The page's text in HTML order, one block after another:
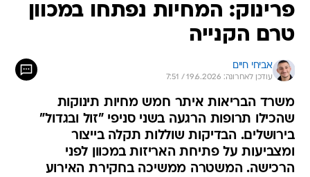
פרינוק: המחיות נפתחו במכוון
טרם הקנייה
אביחי חיים
עודכן לאחרונה: 19.6.2026 / 7:51
משרד הבריאות איתר חמש מחיות תינוקות
שהכילו תרופות הרגעה בשני סניפי "זול ובגדול"
בירושלים. הבדיקות שוללות תקלה בייצור
ומצביעות על פתיחת האריזות במכוון לפני
הרכישה. המשטרה ממשיכה בחקירת האירוע